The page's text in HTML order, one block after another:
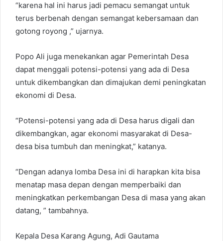
“karena hal ini harus jadi pemacu semangat untuk
terus berbenah dengan semangat kebersamaan dan
gotong royong ,” ujarnya.
Popo Ali juga menekankan agar Pemerintah Desa
dapat menggali potensi-potensi yang ada di Desa
untuk dikembangkan dan dimajukan demi peningkatan
ekonomi di Desa.
“Potensi-potensi yang ada di Desa harus digali dan
dikembangkan, agar ekonomi masyarakat di Desa-
desa bisa tumbuh dan meningkat,” katanya.
“Dengan adanya lomba Desa ini di harapkan kita bisa
menatap masa depan dengan memperbaiki dan
meningkatkan perkembangan Desa di masa yang akan
datang, ” tambahnya.
Kepala Desa Karang Agung, Adi Gautama